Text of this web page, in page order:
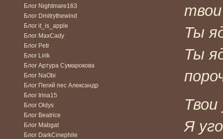
Блог Nightmare163
Блог Dmitrythewind
Блог it_is_apple
Блог MaxCady
Блог Petr
Блог Lirik
Блог Артура Сумарокова
Блог NaObi
Блог Пегий пес Александр
Блог Irina15
Блог Oldys
Блог Beatrice
Блог Mabgat
Блог DarkCinephile
Ты
Ты
Я